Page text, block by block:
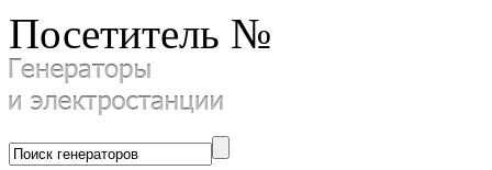
Посетитель №